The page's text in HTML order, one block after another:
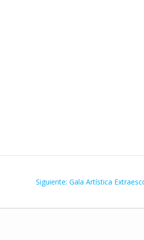
Siguiente: Siguiente
Gala Artística